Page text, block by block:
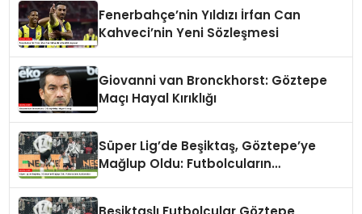
Fenerbahçe’nin Yıldızı İrfan Can
Kahveci’nin Yeni Sözleşmesi
Giovanni van Bronckhorst: Göztepe
Maçı Hayal Kırıklığı
Süper Lig’de Beşiktaş, Göztepe’ye
Mağlup Oldu: Futbolcuların